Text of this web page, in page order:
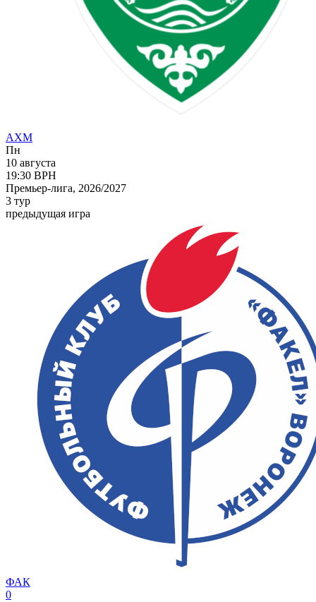
АХМ
Пн
10 августа
19:30 ВРН
Премьер-лига, 2026/2027
3 тур
предыдущая игра
ФАК
0